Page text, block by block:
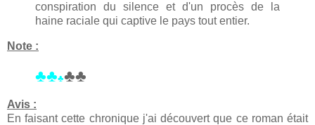
conspiration du silence et d'un procès de la
haine raciale qui captive le pays tout entier.
Note :
♣♣♣♣♣
Avis :
En faisant cette chronique j'ai découvert que ce roman était